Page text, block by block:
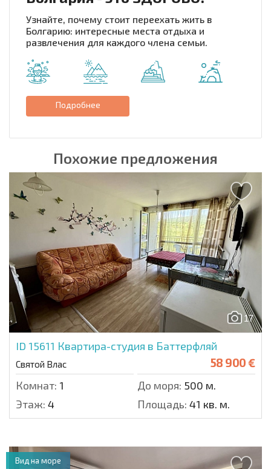
Узнайте, почему стоит переехать жить в
Болгарию: интересные места отдыха и
развлечения для каждого члена семьи.
Подробнее
Похожие предложения
17
ID 15611 Квартира-студия в Баттерфляй
Святой Влас 58 900 €
Комнат: 1 До моря: 500 м.
Этаж: 4 Площадь: 41 кв. м.
Вид на море